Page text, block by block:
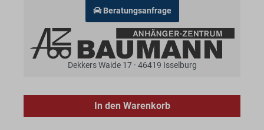
Beratungsanfrage
Dekkers Waide 17 · 46419 Isselburg
In den Warenkorb